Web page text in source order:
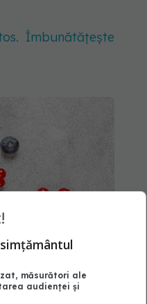
Îmbunătățește
măsurători ale
audienței și